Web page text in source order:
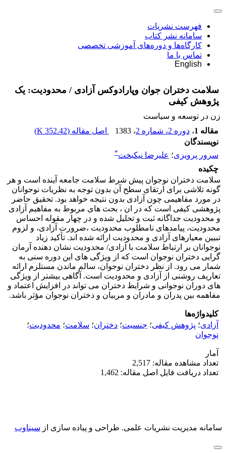
فهرست نشریات
سامانه نشر کتاب
کارگاه‌ها و دوره‌های آموزشی تخصصی
تماس با ما
English
سلامت دختران جوان وپارادوکس آزادی / محدودیت: یک
پژوهش کیفی
زن در توسعه و سیاست
مقاله 1
، دوره 2، شماره 2 ، 1383 اصل مقاله (352.42 K
)
نویسندگان
سرور پرویزی؛ علیرضا نیکبخت*
چکیده
سلامت دختران نوجوان پیش شرط سلامت جامعه آینده است و هر
گونه تلاشی برای ارتقای سطح آن بدون توجه به نظریات نوجوانان
در مورد مفاهیمی چون آزادی بدون نتیجه خواهد بود. تحقیق حاضر
پژوهشی کیفی است که در ان ، بحث های مربوط به مفاهیم آزادی
و محدودیت جداگانه ثبت و تحلیل شده و در چهار مقوله احساس
محدودیت، پیامدهای نامطلوب محدودیت ،ضرورت آزادی، و لزوم
تبیین معیارهای آزادی و محدودیت ارائه شده اند. تأکید زیاد
نوجوانان بر ارتباط سلامت با آزادی/ محدودیت نشان دهنده آرمان
گرایی دختران نوجوان است که از ویژگی های این دوره سنی به
شمار می رود. از نظر دختران نوجوان، سالم ماندن مستلزم ارائه
تعاریف روشنی از آزادی و محدودیت است. آگاهی بیشتر از ویژگی
های دوران نوجوانی و شرایط دختران می تواند در افزایش اعتماد و
مفاهمه بین پدران و مادران و مربیان و دختران نوجوان مؤثر باشد.
کلیدواژه‌ها
آزادی؛ پژوهش کیفی؛ جنسیت؛ دختران؛ سلامت؛ محدودیت؛
نوجوان
آمار
تعداد مشاهده مقاله: 2,517
تعداد دریافت فایل اصل مقاله: 1,462
سامانه مدیریت نشریات علمی. طراحی و پیاده سازی از سیناوب